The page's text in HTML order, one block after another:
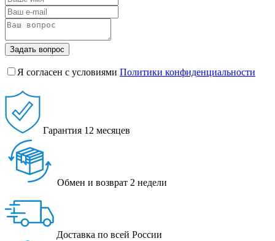
Задать вопрос
Я согласен с условиями Политики конфиденциальности
Гарантия 12 месяцев
Обмен и возврат 2 недели
Доставка по всей России